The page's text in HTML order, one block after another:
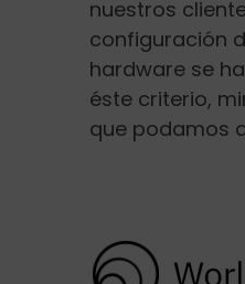
nuestros
configuración
hardware se
éste criterio,
que podamos